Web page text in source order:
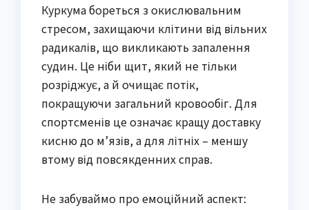
Куркума бореться з окислювальним
стресом, захищаючи клітини від вільних
радикалів, що викликають запалення
судин. Це ніби щит, який не тільки
розріджує, а й очищає потік,
покращуючи загальний кровообіг. Для
спортсменів це означає кращу доставку
кисню до м’язів, а для літніх – меншу
втому від повсякденних справ.
Не забуваймо про емоційний аспект: